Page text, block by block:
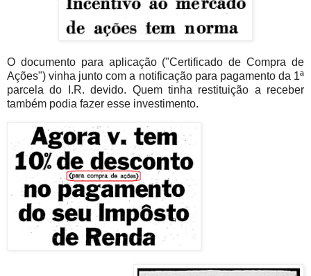
O documento para aplicação ("Certificado de Compra de
Ações") vinha junto com a notificação para pagamento da 1ª
parcela do I.R. devido. Quem tinha restituição a receber
também podia fazer esse investimento.